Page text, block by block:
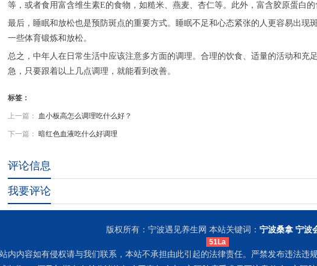
等，或者食用富含维生素E的食物，如糙米、燕麦、杏仁等。此外，富含胶原蛋白
最后，睡眠和放松也是预防斑点的重要方式。睡眠不足和心态紧张的人更容易出
一些体育锻炼和放松。
总之，中年人在日常生活中应该注意多方面的调理。合理的饮食、适量的活动和
急，只要跟着以上几点调理，就能看到改善。
标签：
上一篇： 血小板高怎么调理吃什么好？
下一篇： 暗红色血液吃什么好调理
评论信息
我要评论
版权所有：宁波遇见养生网 本站关键词： 宁波桑拿 宁波
51La
内内容如有侵权请与我们联系，本站不承担由此引起的法律责任。严禁发布违法违